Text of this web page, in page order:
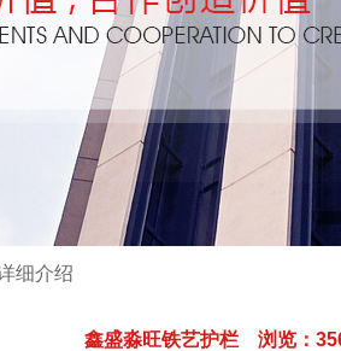
细介绍
鑫盛淼旺铁艺护栏 浏览：